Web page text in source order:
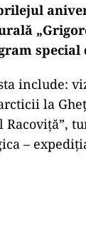
special
include:
la
Racoviță”,
–